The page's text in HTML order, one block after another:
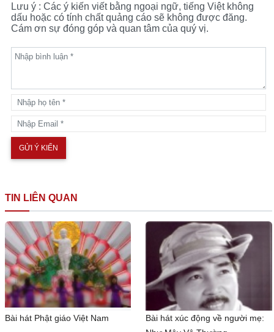
Lưu ý : Các ý kiến viết bằng ngoại ngữ, tiếng Việt không
dấu hoặc có tính chất quảng cáo sẽ không được đăng.
Cám ơn sự đóng góp và quan tâm của quý vị.
TIN LIÊN QUAN
Bài hát Phật giáo Việt Nam
Bài hát xúc động về người mẹ: